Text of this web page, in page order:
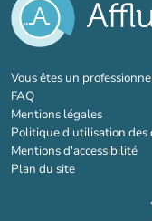
Vous êtes un
FAQ
Mentions légales
Politique d'utilisation des
Mentions d'accessibilité
Plan du site